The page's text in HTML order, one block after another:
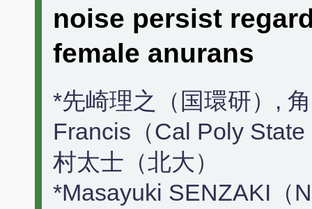
noise persist
female anurans
*先崎理之（国環研）,
Francis（Cal Poly
村太士（北大）
*Masayuki SENZAKI（